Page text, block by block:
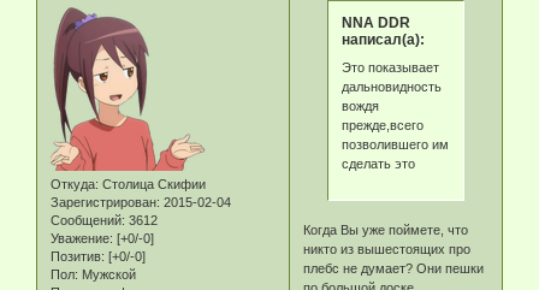
Откуда: Столица Скифии
Зарегистрирован: 2015-02-04
Сообщений: 3612
Уважение: [+0/-0]
Позитив: [+0/-0]
Пол: Мужской
NNA DDR
написал(а):
Это показывает
дальновидность
вождя
прежде,всего
позволившего им
сделать это
Когда Вы уже поймете, что
никто из вышестоящих про
плебс не думает? Они пешки